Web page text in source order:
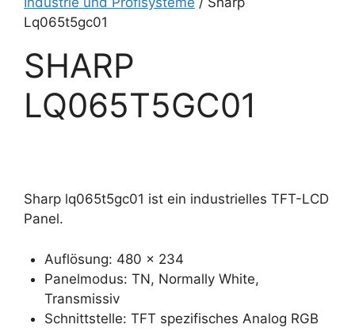
Lq065t5gc01
SHARP
LQ065T5GC01
Sharp lq065t5gc01 ist ein industrielles TFT-LCD
Panel.
Auflösung: 480 x 234
Panelmodus: TN, Normally White,
Transmissiv
Schnittstelle: TFT spezifisches Analog RGB